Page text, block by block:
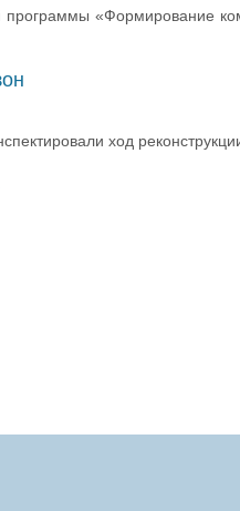
программы «Формирование
ход